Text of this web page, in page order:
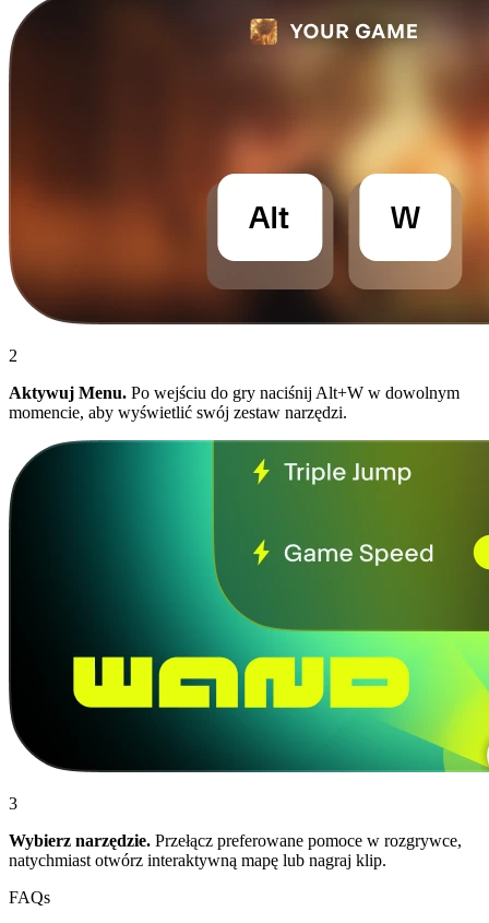
2
Aktywuj Menu. Po wejściu do gry naciśnij Alt+W w dowolnym
momencie, aby wyświetlić swój zestaw narzędzi.
3
Wybierz narzędzie. Przełącz preferowane pomoce w rozgrywce,
natychmiast otwórz interaktywną mapę lub nagraj klip.
FAQs